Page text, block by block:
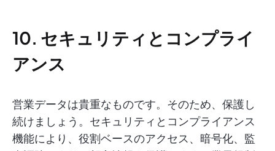
10. セキュリティとコンプライ
アンス
営業データは貴重なものです。そのため、保護し
続けましょう。セキュリティとコンプライアンス
機能により、役割ベースのアクセス、暗号化、監